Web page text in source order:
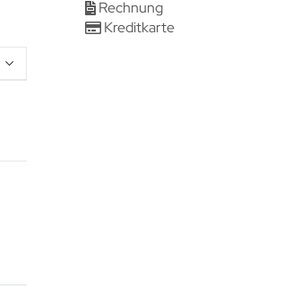
Rechnung
Kreditkarte